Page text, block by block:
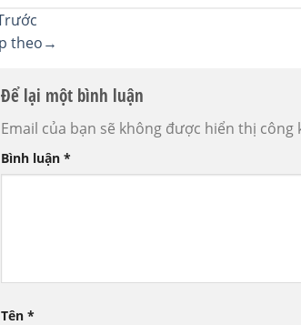
theo→
Để lại một bình luận
Email của bạn sẽ không được hiển thị công
Bình luận *
Tên *